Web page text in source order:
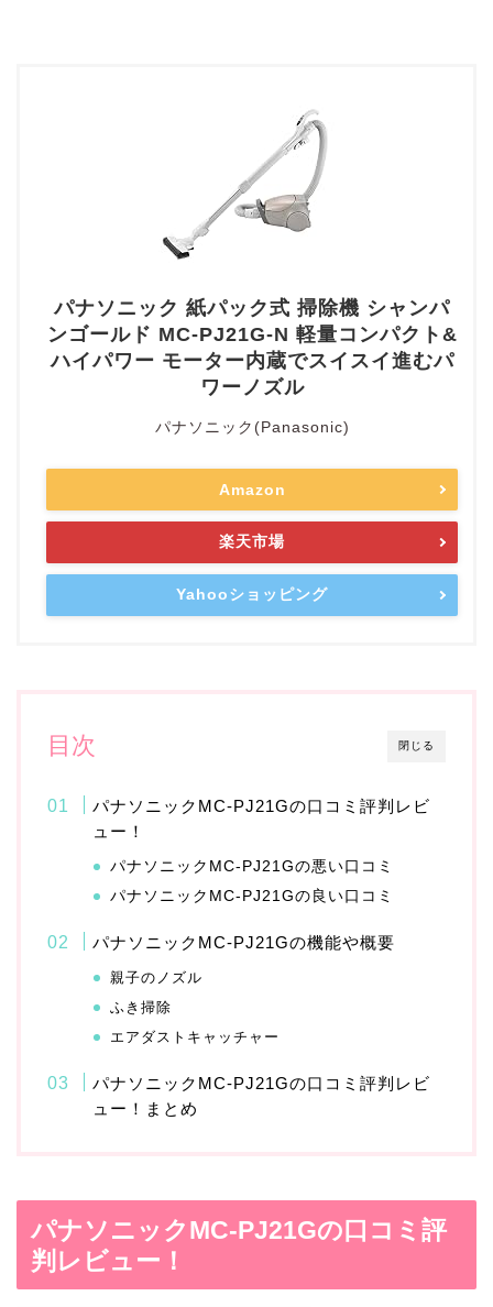
パナソニック 紙パック式 掃除機 シャンパ
ンゴールド MC-PJ21G-N 軽量コンパクト&
ハイパワー モーター内蔵でスイスイ進むパ
ワーノズル
パナソニック(Panasonic)
Amazon
楽天市場
Yahooショッピング
閉じる
目次
パナソニックMC-PJ21Gの口コミ評判レビ
ュー！
パナソニックMC-PJ21Gの悪い口コミ
パナソニックMC-PJ21Gの良い口コミ
パナソニックMC-PJ21Gの機能や概要
親子のノズル
ふき掃除
エアダストキャッチャー
パナソニックMC-PJ21Gの口コミ評判レビ
ュー！まとめ
パナソニックMC-PJ21Gの口コミ評
判レビュー！